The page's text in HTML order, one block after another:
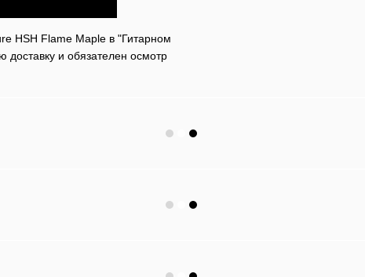
HSH Flame Maple в "Гитарном
доставку и обязателен осмотр